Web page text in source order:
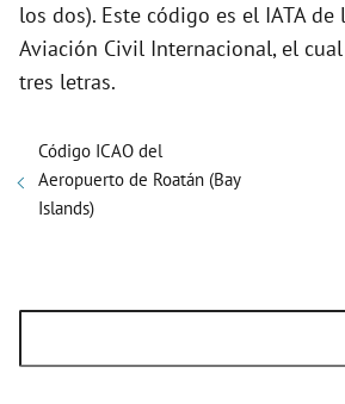
los dos). Este código es el IATA
Aviación Civil Internacional, el
tres letras.
Código ICAO del
Aeropuerto de Roatán (Bay
Islands)